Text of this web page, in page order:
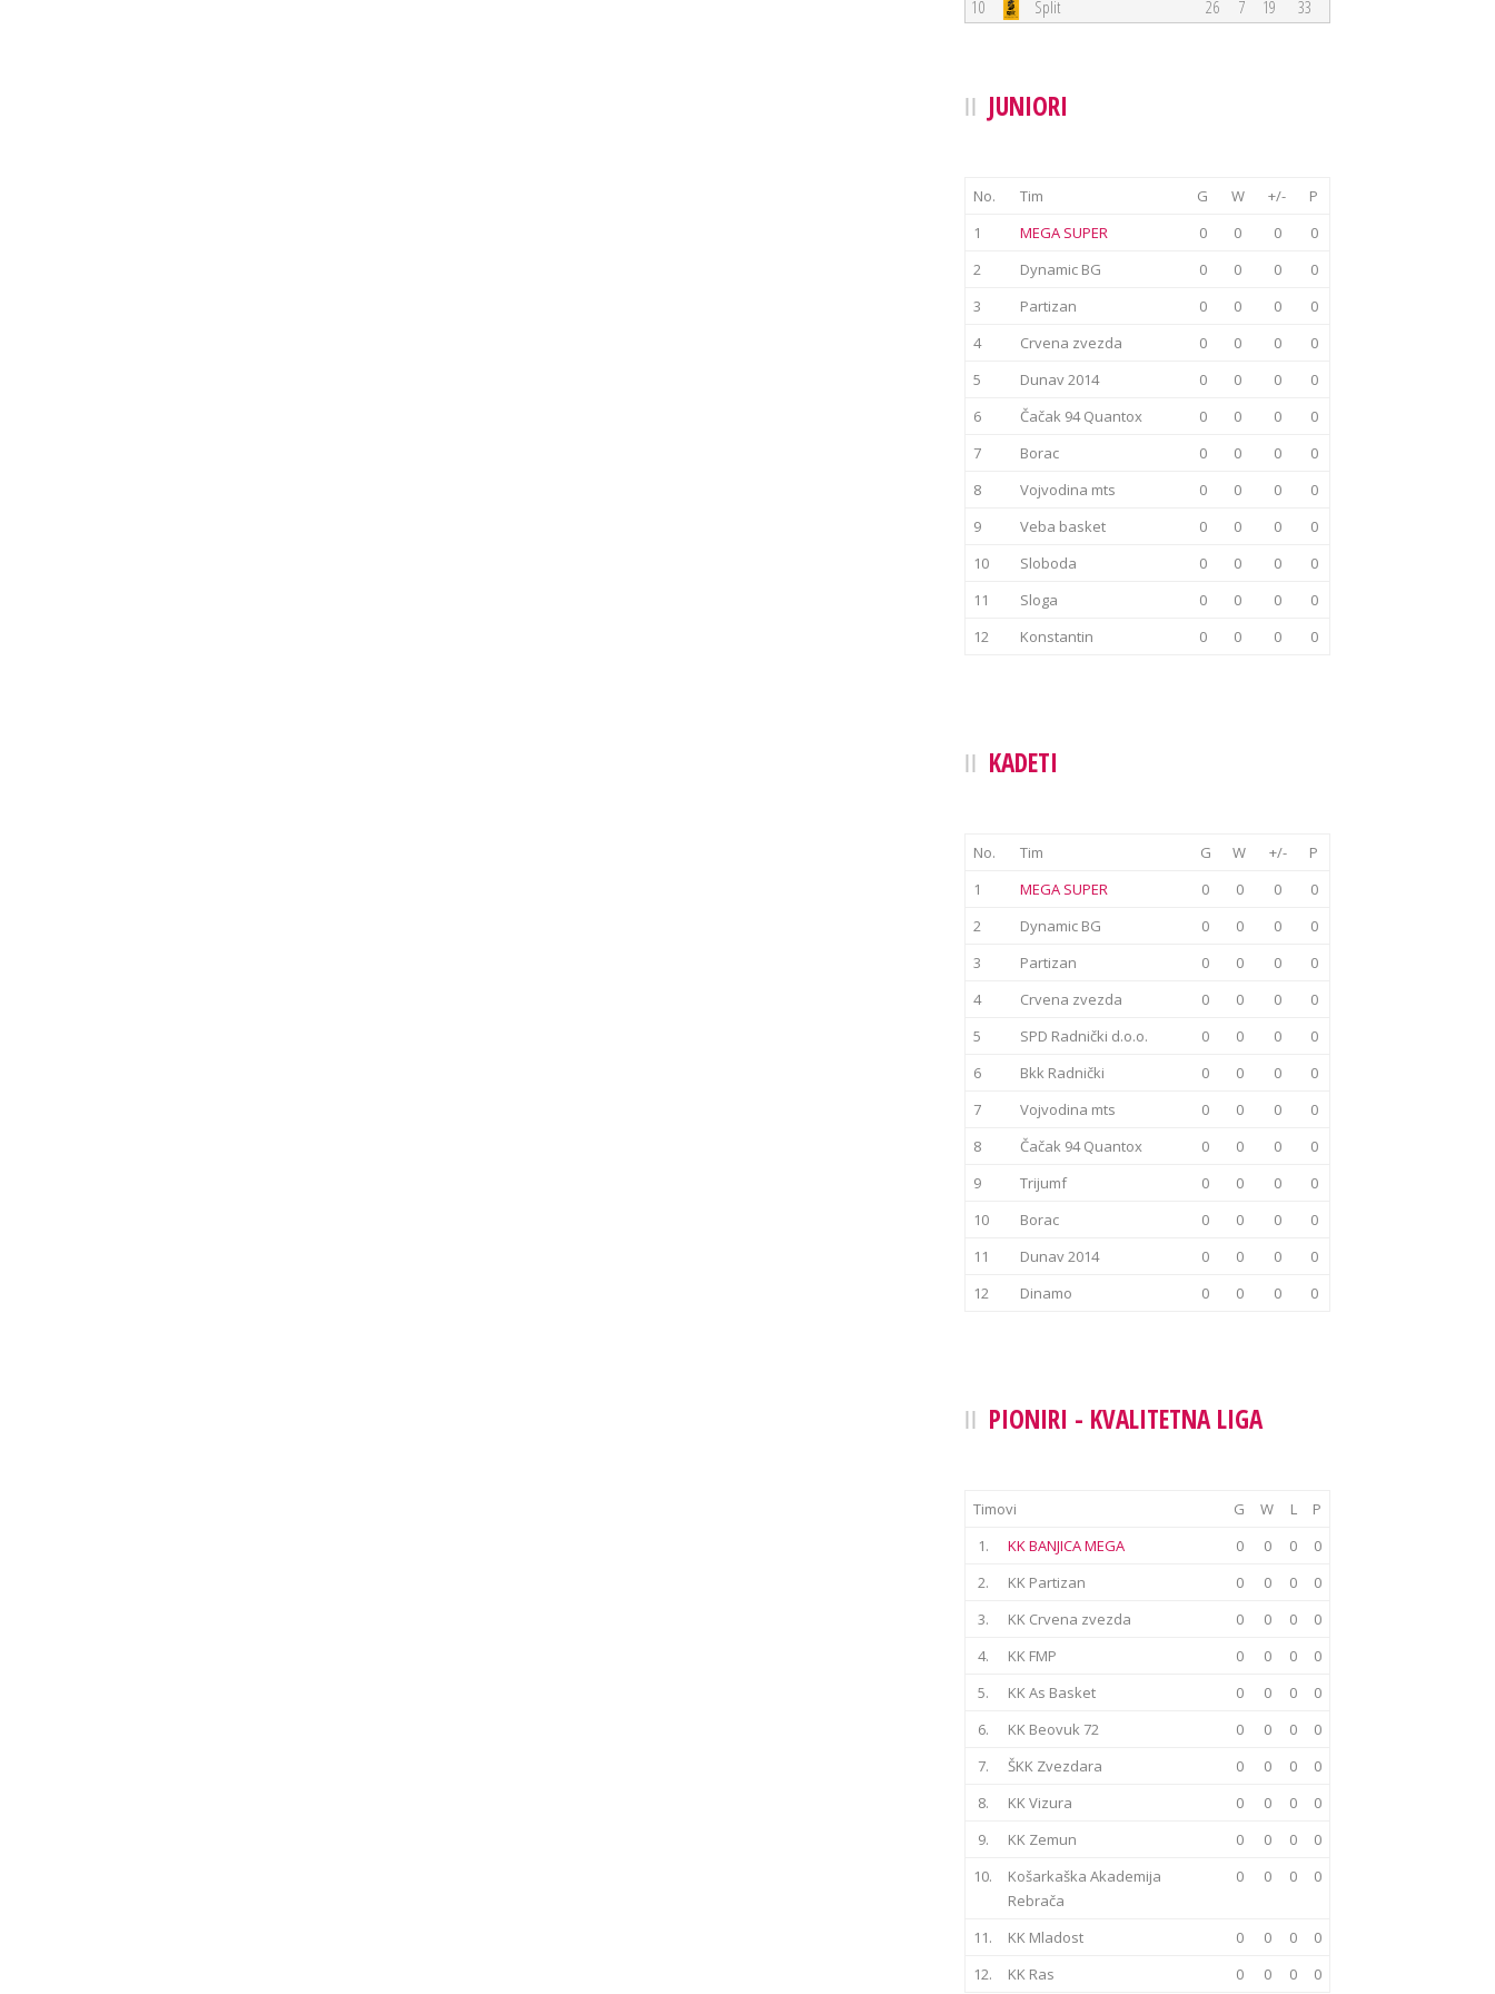
10
Split 26 7 19 33
JUNIORI
No. Tim G W +/-
P
1
MEGA SUPER 0 0 0
0
2
Dynamic BG 0 0 0
0
3
Partizan 0 0 0
0
4
Crvena zvezda 0 0 0
0
5
Dunav 2014 0 0 0
0
6
Čačak 94 Quantox 0 0 0
0
7
Borac 0 0 0
0
8
Vojvodina mts 0 0 0
0
9
Veba basket 0 0 0
0
10
Sloboda 0 0 0
0
11
Sloga 0 0 0
0
12
Konstantin 0 0 0 0
KADETI
No. Tim G W +/-
P
1
MEGA SUPER 0 0 0
0
2
Dynamic BG 0 0 0
0
3
Partizan 0 0 0
0
4
Crvena zvezda 0 0 0
0
5
SPD Radnički d.o.o. 0 0 0
0
6
Bkk Radnički 0 0 0
0
7
Vojvodina mts 0 0 0
0
8
Čačak 94 Quantox 0 0 0
0
9
Trijumf 0 0 0
0
10
Borac 0 0 0
0
11
Dunav 2014 0 0 0
0
12
Dinamo 0 0 0 0
PIONIRI - KVALITETNA LIGA
Timovi G W L
P
1.
KK BANJICA MEGA 0 0 0
0
2.
KK Partizan 0 0 0
0
3.
KK Crvena zvezda 0 0 0
0
4.
KK FMP 0 0 0
0
5.
KK As Basket 0 0 0
0
6.
KK Beovuk 72 0 0 0
0
7.
ŠKK Zvezdara 0 0 0
0
8.
KK Vizura 0 0 0
0
9.
KK Zemun 0 0 0
0
10.
Košarkaška Akademija
Rebrača
0 0 0 0
11. KK Mladost 0 0 0
0
12.
KK Ras 0 0 0 0